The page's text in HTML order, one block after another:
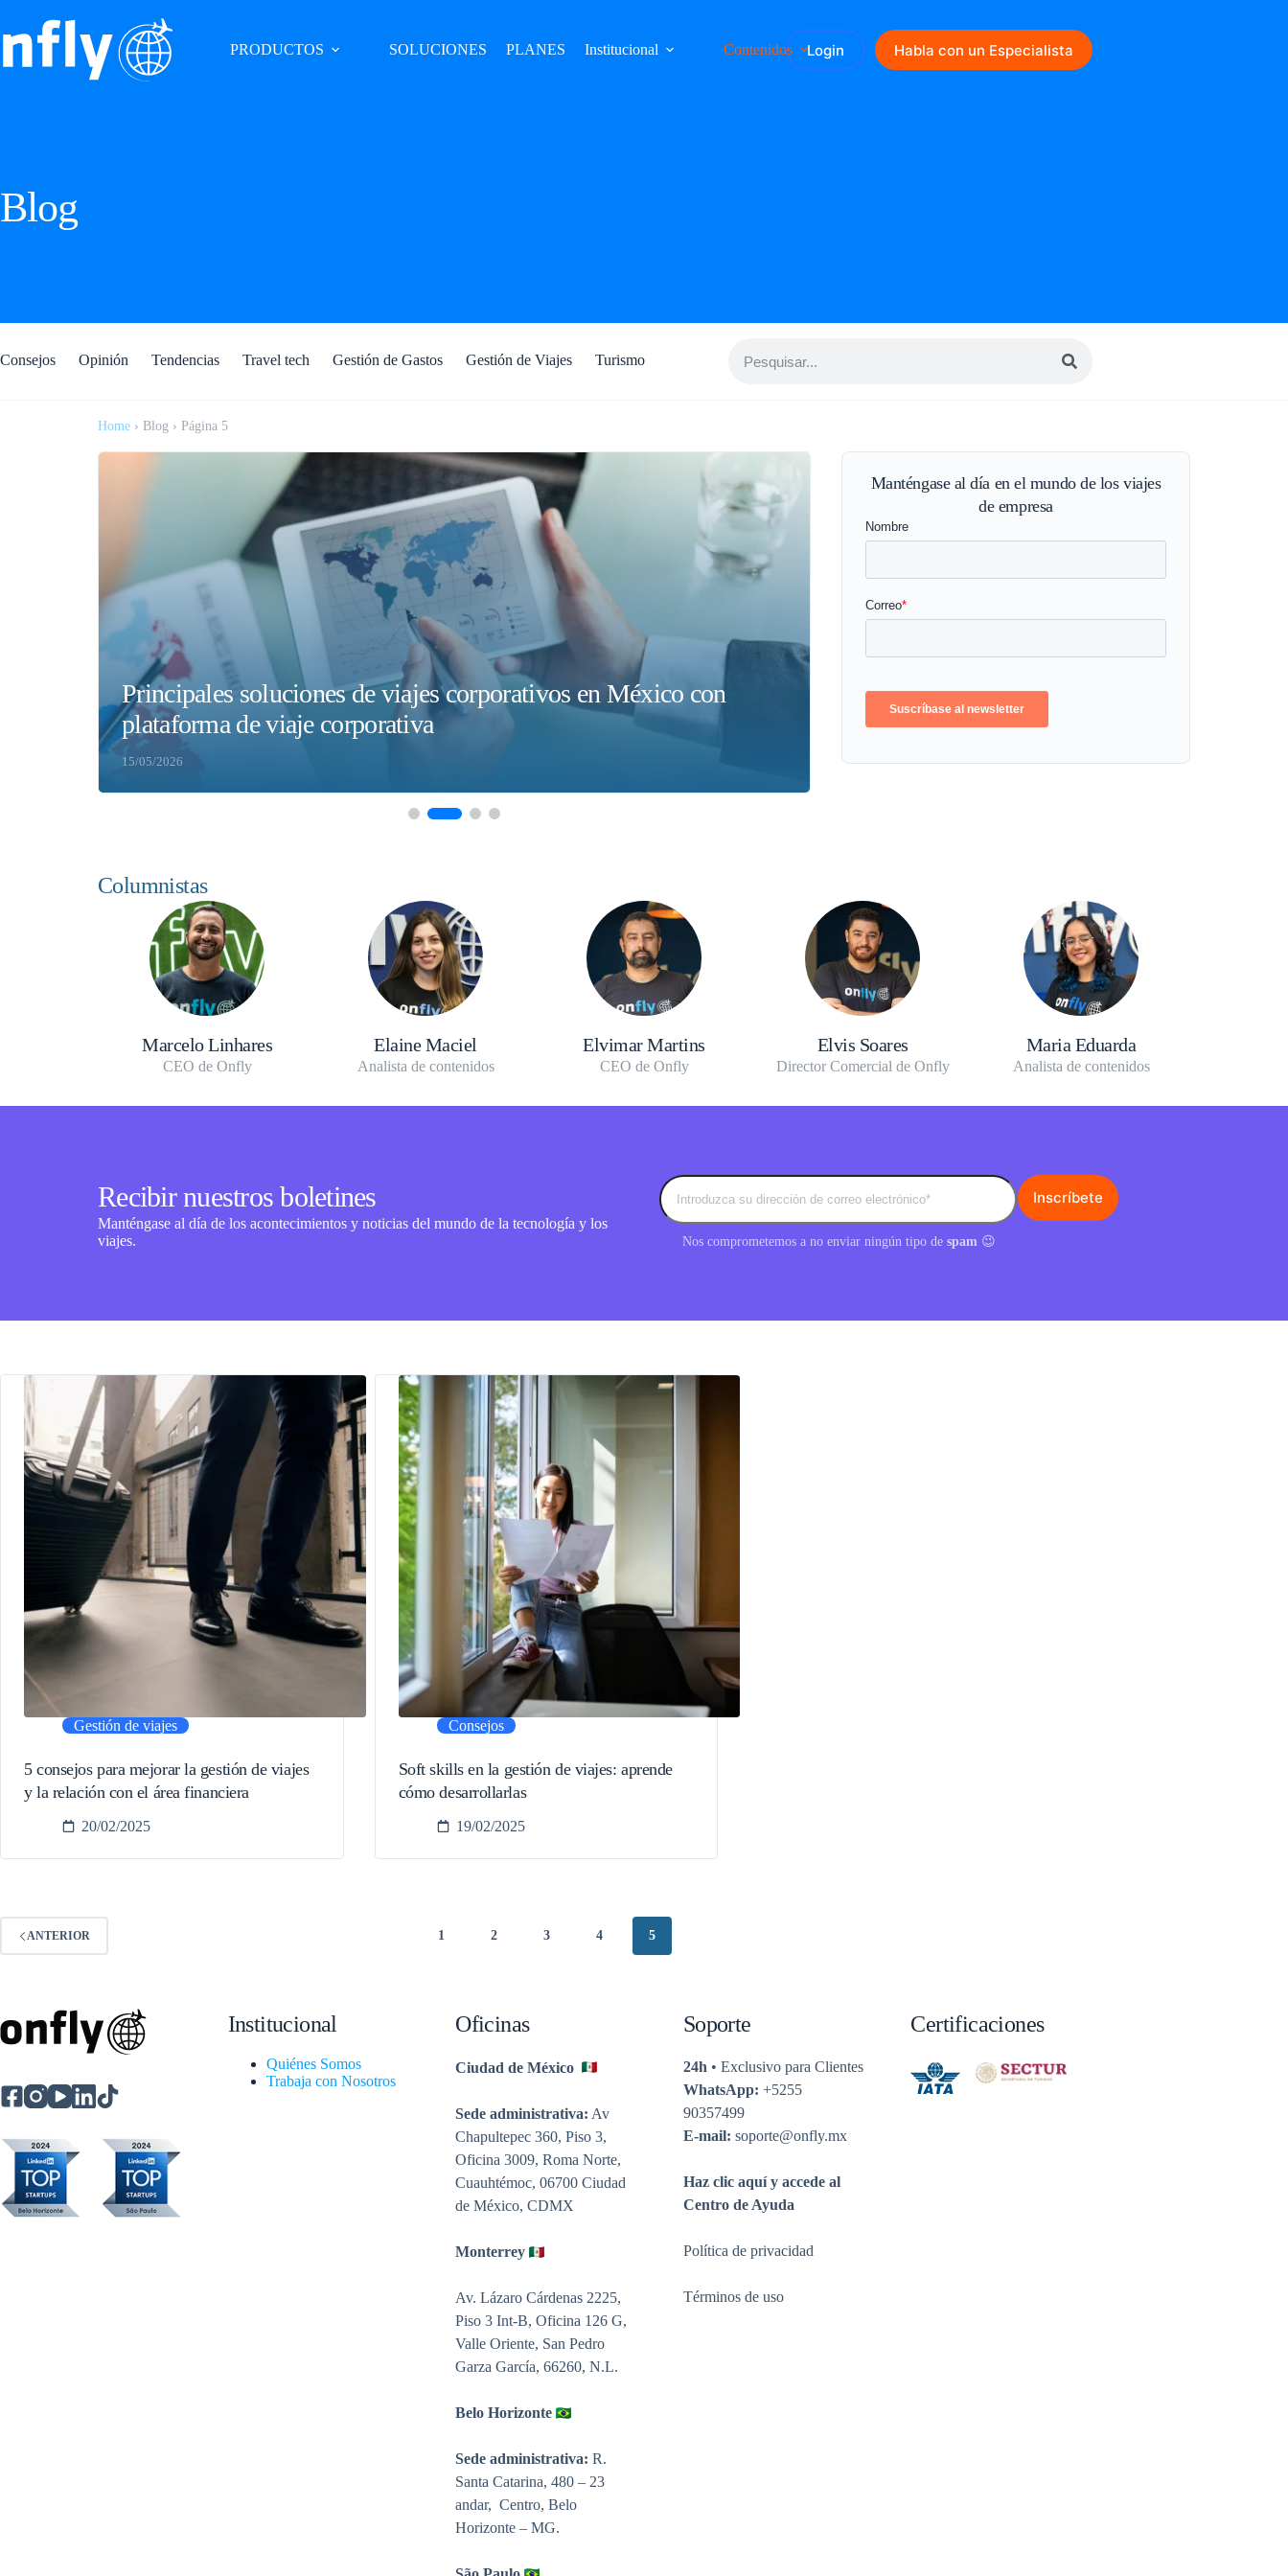
PRODUCTOS SOLUCIONES PLANES Institucional Contenidos Login Habla con un Especialista
Blog
Consejos Opinión Tendencias Travel tech Gestión de Gastos Gestión de Viajes Turismo
Home › Blog › Página 5
Principales soluciones de viajes corporativos en México con
plataforma de viaje corporativa
15/05/2026
Cómo una gestión de viajes corporativas
transforma finanzas y recursos humanos
11/05/2026
Manténgase al día en el mundo de los viajes
de empresa
Columnistas
Marcelo Linhares
CEO de Onfly
Elaine Maciel
Analista de contenidos
Elvimar Martins
CEO de Onfly
Elvis Soares
Director Comercial de Onfly
Maria Eduarda
Analista de contenidos
Recibir nuestros boletines
Manténgase al día de los acontecimientos y noticias del mundo de la tecnología y los
viajes.
Nos comprometemos a no enviar ningún tipo de spam 😉
Gestión de viajes
5 consejos para mejorar la gestión de viajes
y la relación con el área financiera
20/02/2025
Consejos
Soft skills en la gestión de viajes: aprende
cómo desarrollarlas
19/02/2025
ANTERIOR 1 2 3 4 5
Institucional
Quiénes Somos
Trabaja con Nosotros
Oficinas
Ciudad de México
Sede administrativa: Av
Chapultepec 360, Piso 3,
Oficina 3009, Roma Norte,
Cuauhtémoc, 06700 Ciudad
de México, CDMX
Monterrey
Av. Lázaro Cárdenas 2225,
Piso 3 Int-B, Oficina 126 G,
Valle Oriente, San Pedro
Garza García, 66260, N.L.
Belo Horizonte
Sede administrativa: R.
Santa Catarina, 480 – 23
andar, Centro, Belo
Horizonte – MG.
Soporte
24h • Exclusivo para Clientes
WhatsApp: +5255
90357499
E-mail: soporte@onfly.mx
Haz clic aquí y accede al
Centro de Ayuda
Política de privacidad
Términos de uso
Certificaciones